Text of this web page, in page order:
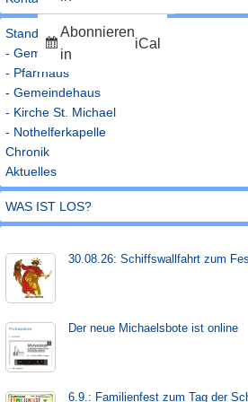
Abonnieren
in
iCal
Standorte
- Gemeindebüro
- Pfarrhaus
- Gemeindehaus
- Kirche St. Michael
- Nothelferkapelle
Chronik
Aktuelles
WAS IST LOS?
30.08.26: Schiffs­­wall­fahr­t zum
Der neue Michaels­bote ist on­line
6.9.: Familienfest zum Tag der